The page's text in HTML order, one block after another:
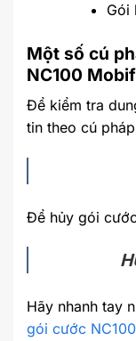
Gói
Một số cú
NC100
Để kiểm tra
tin theo cú
Để hủy gói
Hãy nhanh tay
gói cước